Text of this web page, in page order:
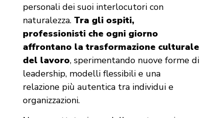
personali dei suoi interlocutori con
naturalezza. Tra gli ospiti,
professionisti che ogni giorno
affrontano la trasformazione culturale
del lavoro, sperimentando nuove forme di
leadership, modelli flessibili e una
relazione più autentica tra individui e
organizzazioni.